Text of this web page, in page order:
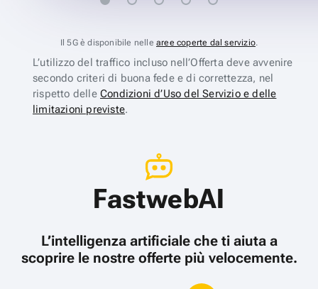
Il 5G è disponibile nelle aree coperte dal servizio.
L’utilizzo del traffico incluso nell’Offerta deve avvenire
secondo criteri di buona fede e di correttezza, nel
rispetto delle Condizioni d’Uso del Servizio e delle
limitazioni previste.
FastwebAI
L’intelligenza artificiale che ti aiuta a
scoprire le nostre offerte più velocemente.